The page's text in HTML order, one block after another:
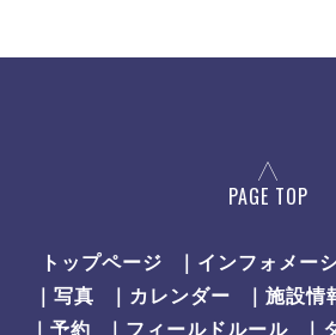
PAGE TOP
トップページ ｜インフォメー
｜写真
｜カレンダー ｜施設情
｜予約
｜フィールドルール ｜